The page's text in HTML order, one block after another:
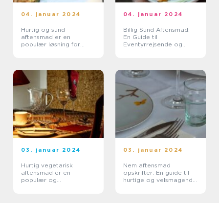
04. januar 2024
Hurtig og sund
aftensmad er en
populær løsning for
meget tid i køkkenet
04. januar 2024
Billig Sund Aftensmad:
En Guide til
Eventyrrejsende og
03. januar 2024
Hurtig vegetarisk
aftensmad er en
populær og
03. januar 2024
Nem aftensmad
opskrifter: En guide til
hurtige og velsmagende